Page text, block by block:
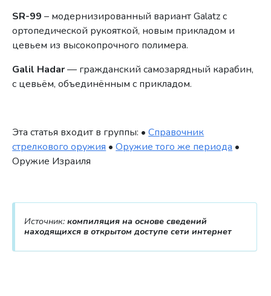
SR-99 – модернизированный вариант Galatz с
ортопедической рукояткой, новым прикладом и
цевьем из высокопрочного полимера.
Galil Hadar— гражданский самозарядный карабин,
с цевьём, объединённым с прикладом.
Эта статья входит в группы: •Справочник
стрелкового оружия •Оружие того же периода •
Оружие Израиля
Источник: компиляция на основе сведений
находящихся в открытом доступе сети интернет